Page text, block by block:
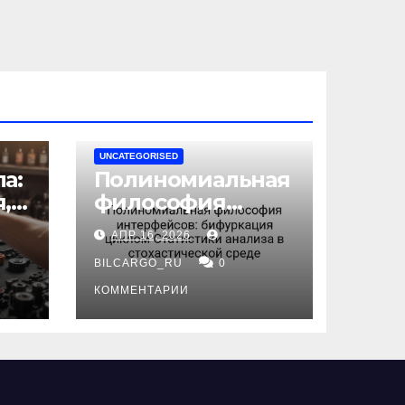
UNCATEGORISED
Полиномиальная
философия
интерфейсов:
бифуркация
циклом
Статистики
анализа в
среде
АПР 16, 2026
BILCARGO_RU 0
КОММЕНТАРИИ